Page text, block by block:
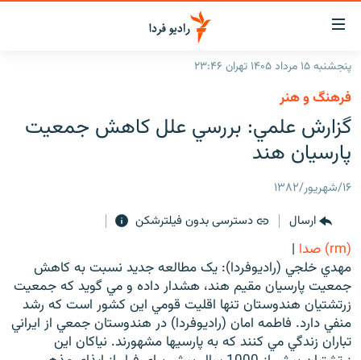
لینک‌های
قابلیت
دسترسی
بازگشت
بازگشت
به
منوی
اصلی
رفتن
صفحه
جستجو
صفحه اصلی
ایران
جهان
رادیو
برنامه‌های رادیویی
فرکانس‌ها
پادکست
چندرسانه‌ای
گزارش‌های تصویری
گزارش‌های ویدئویی
زنان فردا
English
به ما بپیوندید
پنجشنبه ۱۵ مرداد ۱۴۰۵ تهران ۲۳:۴۶
فرهنگ و هنر
گزارش علمي: بررسي علل كاهش جمعيت
پارسيان هند
۱۶/شهریور/۱۳۸۲
ارسال
دسترسی بدون فیلترشکن
(rm) صدا
|
مهدي خلجي (راديوفردا): يک مطالعه جديد نسبت به کاهش
جمعيت پارسيان مقيم هند، هشدار داده و مي گويد که جمعيت
زرتشتيان هندوستان تنها اقليت قومي اين کشور است که رشد
منفي دارد. فاطمه امان (راديوفردا) در هندوستان جمعي از ايراني
تباران زندگي مي کنند که به پارسيها مشهورند. نياکان اين